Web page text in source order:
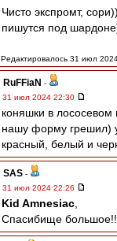
Чисто экспромт,
пишутся под
Редактировалось 31 июл
RuFFiaN -
31 июл 2024 22:30
коняшки в
нашу форму грешил)
красный, белый и
SAS -
31 июл 2024 22:26
Kid Amnesiac
Спасибище